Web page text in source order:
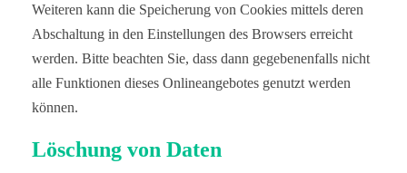
Weiteren kann die Speicherung von Cookies mittels deren
Abschaltung in den Einstellungen des Browsers erreicht
werden. Bitte beachten Sie, dass dann gegebenenfalls nicht
alle Funktionen dieses Onlineangebotes genutzt werden
können.
Löschung von Daten